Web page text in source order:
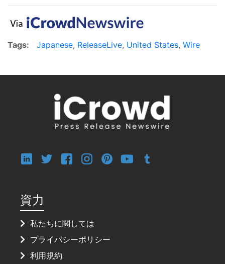
Tags: Japanese, ReleaseLive, United States, Wire
資力
私たちに関しては
プライバシーポリシー
利用規約